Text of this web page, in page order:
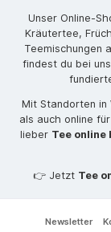
Unser Online-
Kräutertee,
Teemischungen
findest du bei
Mit Standorten in
als auch online
lieber Tee online
👉 Jetzt Tee
Newsletter